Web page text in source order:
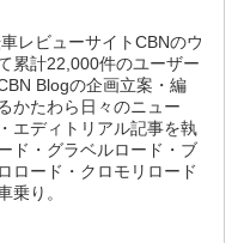
レビューサイトCBNのウ
累計22,000件のユーザー
Blogの企画立案・編
かたわら日々のニュー
エディトリアル記事を執
ド・グラベルロード・ブ
ロード・クロモリロード
乗り。